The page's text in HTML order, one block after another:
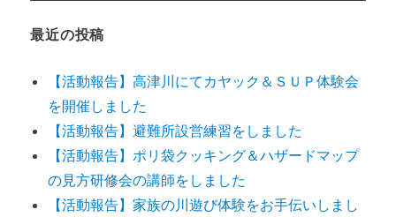
最近の投稿
【活動報告】高津川にてカヤック＆ＳＵＰ体験会
を開催しました
【活動報告】避難所設営練習をしました
【活動報告】ポリ袋クッキング＆ハザードマップ
の見方研修会の講師をしました
【活動報告】家族の川遊び体験をお手伝いしまし